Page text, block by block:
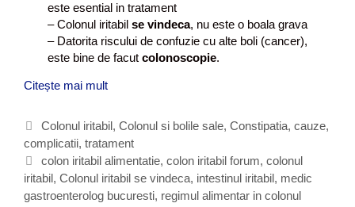
este esential in tratament
– Colonul iritabil se vindeca, nu este o boala grava
– Datorita riscului de confuzie cu alte boli (cancer),
este bine de facut colonoscopie.
Citește mai mult
l
o
n
u
l
i
C
a
t
e
g
Colonul iritabil, Colonul si bolile sale, Constipatia, cauze,
complicatii, tratament
E
t
i
colon iritabil alimentatie, colon iritabil forum, colonul
iritabil, Colonul iritabil se vindeca, intestinul iritabil, medic
gastroenterolog bucuresti, regimul alimentar in colonul